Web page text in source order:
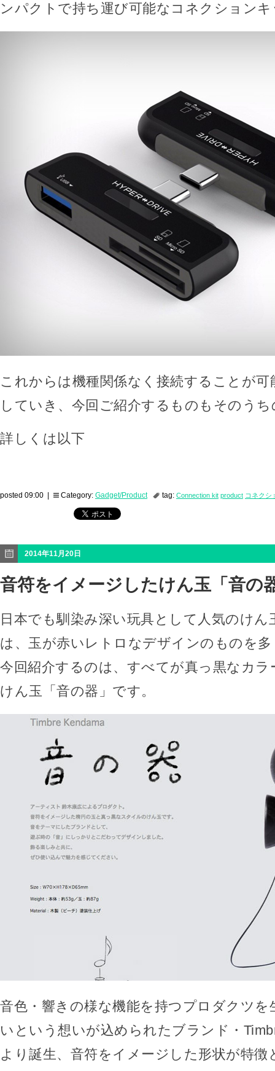
ンパクトで持ち運び可能なコネクション
これからは機種関係なく接続することが可
していき、今回ご紹介するものもそのう
詳しくは以下
posted 09:00 | Category: Gadget/Product tag: Connection kit product コネクシ
2014年11月20日
音符をイメージしたけん玉「音の
日本でも馴染み深い玩具として人気のけん
は、玉が赤いレトロなデザインのものを
今回紹介するのは、すべてが真っ黒なカ
けん玉「音の器」です。
音色・響きの様な機能を持つプロダクツ
いという想いが込められたブランド・
より誕生、音符をイメージした形状が特徴